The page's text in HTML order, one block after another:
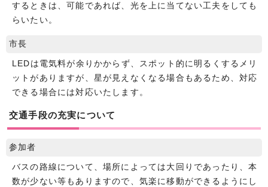
するときは、可能であれば、光を上に当てない工夫をしても
らいたい。
市長
LEDは電気料が余りかからず、スポット的に明るくするメリ
ットがありますが、星が見えなくなる場合もあるため、対応
できる場合には対応いたします。
交通手段の充実について
参加者
バスの路線について、場所によっては大回りであったり、本
数が少ない等もありますので、気楽に移動ができるようにし